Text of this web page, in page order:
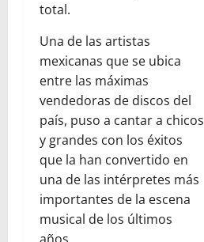
total.
Una de las artistas
mexicanas que se ubica
entre las máximas
vendedoras de discos del
país, puso a cantar a chicos
y grandes con los éxitos
que la han convertido en
una de las intérpretes más
importantes de la escena
musical de los últimos